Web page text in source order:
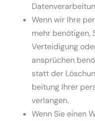
Wenn wir Ihre
mehr benötigen,
Vertei­digung
an­sprüchen
statt der
beitung Ihrer
verlangen.
Wenn Sie einen